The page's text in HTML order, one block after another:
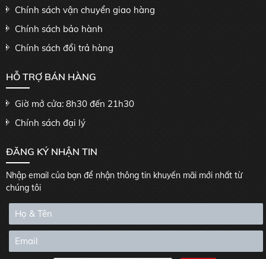
Chính sách vận chuyển giao hàng
Chính sách bảo hành
Chính sách đổi trả hàng
HỖ TRỢ BÁN HÀNG
Giờ mở cửa: 8h30 đến 21h30
Chính sách đại lý
ĐĂNG KÝ NHẬN TIN
Nhập email của bạn để nhận thông tin khuyến mãi mới nhất từ
chúng tôi